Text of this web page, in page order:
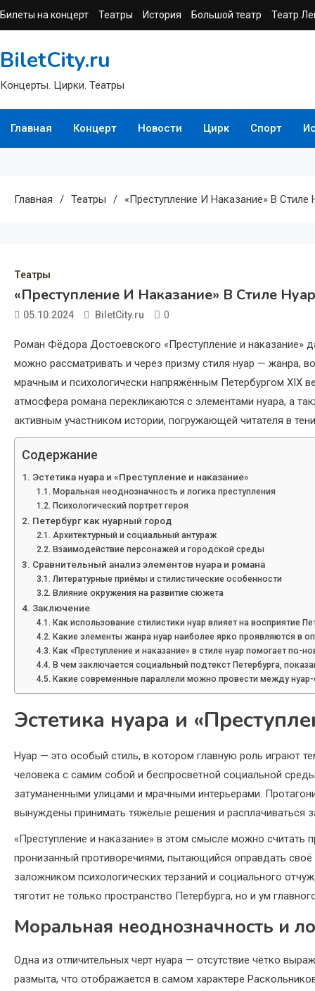
Перейти
к
Билеты на концерт Театры История Большой театр Театр
BiletCity.ru
Концерты. Цирки. Театры
Главная Концерт Новости Цирк Спорт
Главная Театры «Преступление И Наказание» В Стиле
Театры
«Преступление И Наказание» В Стиле
05.10.2024 BiletCity.ru 0
Роман Фёдора Достоевского «Преступление и наказание»
можно рассматривать и через призму стиля нуар — жанра,
мрачным и психологически напряжённым Петербургом XIX
атмосфера романа перекликаются с элементами нуара, а
активным участником истории, погружающей читателя в
Содержание
Эстетика нуара и «Преступление и наказание»
Моральная неоднозначность и логика преступления
Психологический портрет героя
Петербург как нуарный город
Архитектурный и социальный антураж
Взаимодействие персонажей и городской среды
Сравнительный анализ элементов нуара и романа
Литературные приёмы и стилистические особенности
Влияние окружения на развитие сюжета
Заключение
Как использование стилистики нуар влияет на восприятие
Какие элементы жанра нуар наиболее ярко проявляются в
Как «Преступление и наказание» в стиле нуар помогает по-
В чем заключается социальный подтекст Петербурга,
Какие современные параллели можно провести между
Эстетика нуара и
Нуар — это особый стиль, в котором главную роль играют
человека с самим собой и беспросветной социальной
затуманенными улицами и мрачными интерьерами.
вынуждены принимать тяжёлые решения и расплачиваться
«Преступление и наказание» в этом смысле можно
пронизанный противоречиями, пытающийся оправдать
заложником психологических терзаний и социального
тяготит не только пространство Петербурга, но и ум
Моральная неоднозначность и
Одна из отличительных черт нуара — отсутствие чётко
размыта, что отображается в самом характере